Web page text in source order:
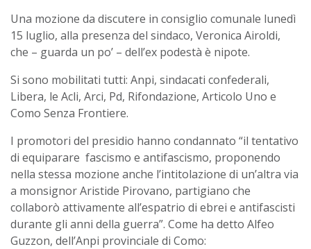
Una mozione da discutere in consiglio comunale lunedì
15 luglio, alla presenza del sindaco, Veronica Airoldi,
che – guarda un po’ – dell’ex podestà è nipote.
Si sono mobilitati tutti: Anpi, sindacati confederali,
Libera, le Acli, Arci, Pd, Rifondazione, Articolo Uno e
Como Senza Frontiere.
I promotori del presidio hanno condannato “il tentativo
di equiparare fascismo e antifascismo, proponendo
nella stessa mozione anche l’intitolazione di un’altra via
a monsignor Aristide Pirovano, partigiano che
collaborò attivamente all’espatrio di ebrei e antifascisti
durante gli anni della guerra”. Come ha detto Alfeo
Guzzon, dell’Anpi provinciale di Como: